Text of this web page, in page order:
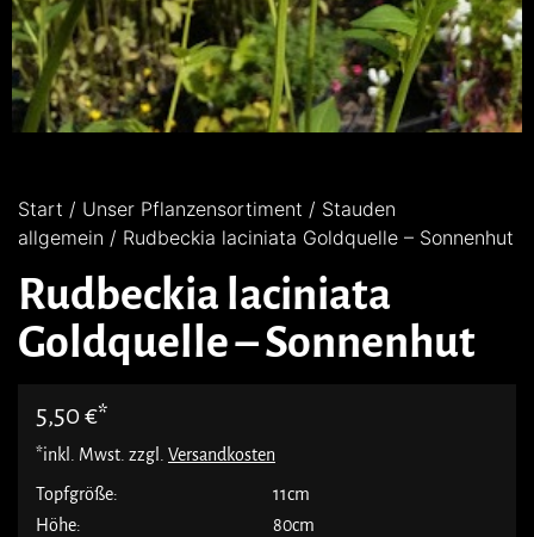
Start / Unser Pflanzensortiment / Stauden
allgemein / Rudbeckia laciniata Goldquelle – Sonnenhut
Rudbeckia laciniata
Goldquelle – Sonnenhut
5,50 €
*inkl. Mwst. zzgl. Versandkosten
Topfgröße:
11cm
Höhe:
80cm